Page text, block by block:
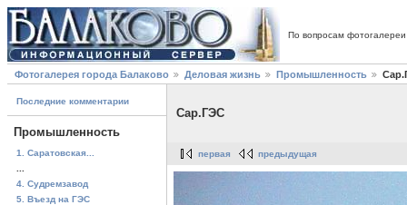
По вопросам
Фотогалерея города Балаково Деловая жизнь Промышленность
Последние комментарии
Промышленность
1. Саратовская...
4. Судремзавод
5. Въезд на ГЭС
Сар.ГЭС
первая предыдущая